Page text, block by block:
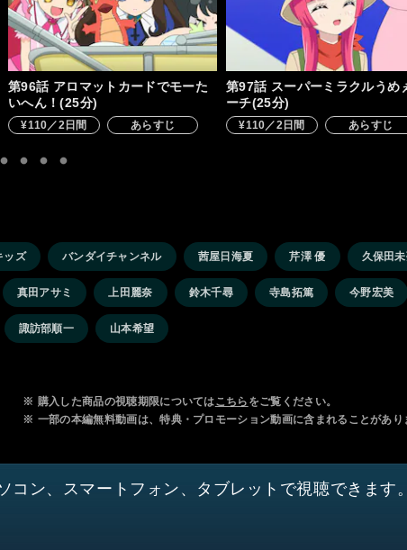
第96話 アロマットカードでモーた
いへん！(25分)
¥110／2日間 あらすじ
第97話 スーパーミラクルうめ
ーチ(25分)
¥110／2日間 あらすじ
ッズ バンダイチャンネル 茜屋日海夏 芹澤 優 久保田
真田アサミ 上田麗奈 鈴木千尋 寺島拓篤 今野宏美
諏訪部順一 山本希望
※ 購入した商品の視聴期限についてはこちら をご覧ください。
※ 一部の本編無料動画は、特典・プロモーション動画に含まれることがあり
ン、スマートフォン、タブレットで視聴できます。